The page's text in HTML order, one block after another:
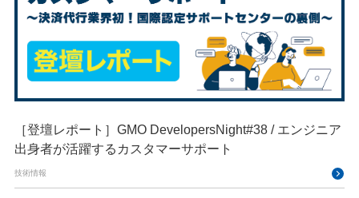
［登壇レポート］GMO DevelopersNight#38 / エンジニア
出身者が活躍するカスタマーサポート
技術情報